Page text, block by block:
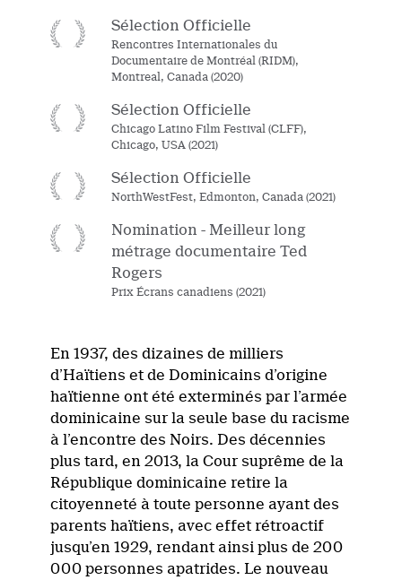
Sélection Officielle
Rencontres Internationales du
Documentaire de Montréal (RIDM),
Montreal, Canada (2020)
Sélection Officielle
Chicago Latino Film Festival (CLFF),
Chicago, USA (2021)
Sélection Officielle
NorthWestFest, Edmonton, Canada (2021)
Nomination - Meilleur long
métrage documentaire Ted
Rogers
Prix Écrans canadiens (2021)
En 1937, des dizaines de milliers
d’Haïtiens et de Dominicains d’origine
haïtienne ont été exterminés par l’armée
dominicaine sur la seule base du racisme
à l’encontre des Noirs. Des décennies
plus tard, en 2013, la Cour suprême de la
République dominicaine retire la
citoyenneté à toute personne ayant des
parents haïtiens, avec effet rétroactif
jusqu’en 1929, rendant ainsi plus de 200
000 personnes apatrides. Le nouveau